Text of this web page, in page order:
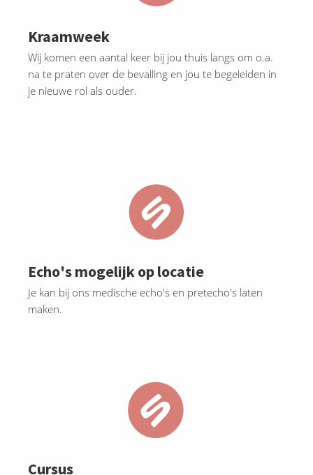
Kraamweek
Wij komen een aantal keer bij jou thuis langs om o.a.
na te praten over de bevalling en jou te begeleiden in
je nieuwe rol als ouder.
Echo's mogelijk op locatie
Je kan bij ons medische echo's en pretecho's laten
maken.
Cursus